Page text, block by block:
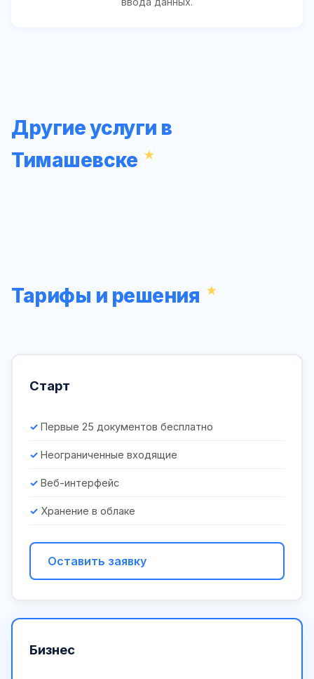
Другие услуги в
Тимашевске
Тарифы и решения
Старт
Первые 25 документов бесплатно
Неограниченные входящие
Веб-интерфейс
Хранение в облаке
Оставить заявку
Бизнес